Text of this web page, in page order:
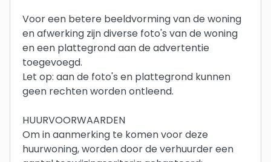
Voor een betere beeldvorming van de woning
en afwerking zijn diverse foto's van de woning
en een plattegrond aan de advertentie
toegevoegd.
Let op: aan de foto's en plattegrond kunnen
geen rechten worden ontleend.
HUURVOORWAARDEN
Om in aanmerking te komen voor deze
huurwoning, worden door de verhuurder een